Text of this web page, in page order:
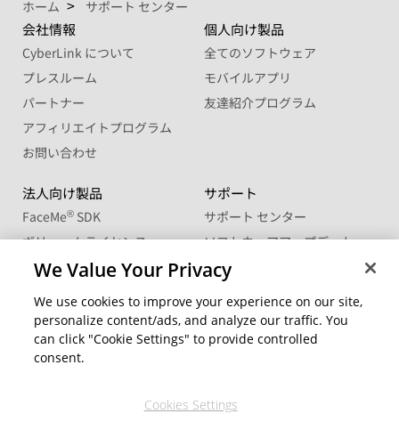
ホーム サポート センター
会社情報
CyberLink について
プレスルーム
パートナー
アフィリエイトプログラム
お問い合わせ
個人向け製品
全てのソフトウェア
モバイルアプリ
友達紹介プログラム
法人向け製品
FaceMe® SDK
ボリュームライセンス
学生・教職員向け優待販売
サポート
サポート センター
ソフトウェアアップデート
ラーニングセンター
コミュニティー
CyberLink メンバーサイト
ブログ
公式ソーシャルメディア
地域を変更
We Value Your Privacy
We use cookies to improve your experience on our site,
personalize content/ads, and analyze our traffic. You
can click "Cookie Settings" to provide controlled
consent.
Cookies Settings